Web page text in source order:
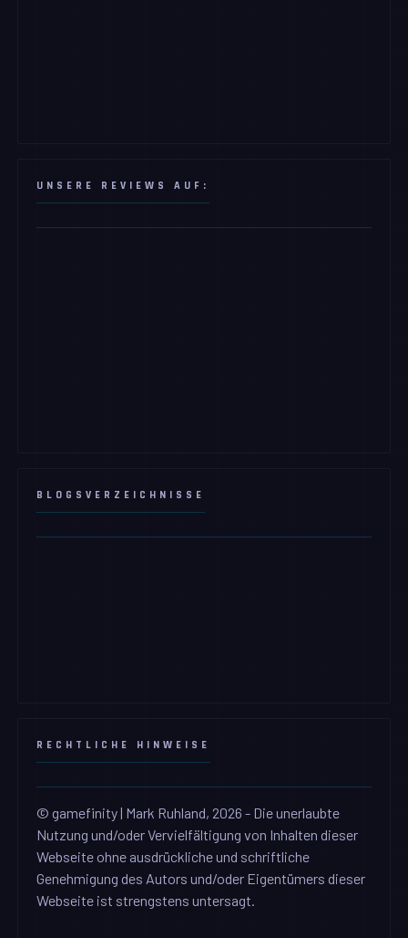
UNSERE REVIEWS AUF:
BLOGSVERZEICHNISSE
RECHTLICHE HINWEISE
© gamefinity | Mark Ruhland, 2026 - Die unerlaubte
Nutzung und/oder Vervielfältigung von Inhalten dieser
Webseite ohne ausdrückliche und schriftliche
Genehmigung des Autors und/oder Eigentümers dieser
Webseite ist strengstens untersagt.